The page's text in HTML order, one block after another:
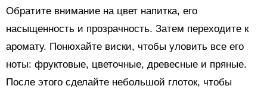
Обратите внимание на цвет напитка, его
насыщенность и прозрачность. Затем переходите к
аромату. Понюхайте виски, чтобы уловить все его
ноты: фруктовые, цветочные, древесные и пряные.
После этого сделайте небольшой глоток, чтобы